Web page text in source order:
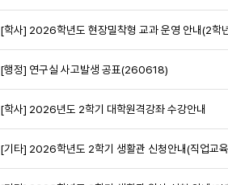
[학사] 2026학년도 현장밀착형 교과 운영 안내(2학
[행정] 연구실 사고발생 공표(260618)
[학사] 2026년도 2학기 대학원격강좌 수강안내
[기타] 2026학년도 2학기 생활관 신청안내(직업교